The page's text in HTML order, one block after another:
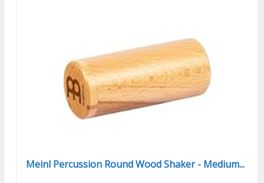
Meinl Percussion Round Wood Shaker - Medium...